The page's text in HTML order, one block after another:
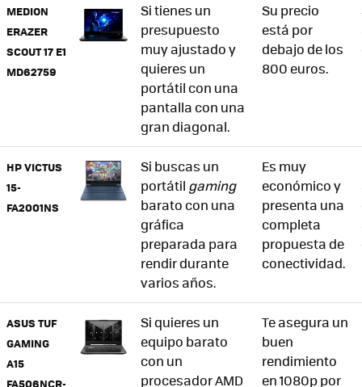
MEDION
ERAZER
SCOUT 17 E1
MD62759
Si tienes un
presupuesto
muy ajustado y
quieres un
portátil con una
pantalla con una
gran diagonal.
Su precio
está por
debajo de los
800 euros.
HP VICTUS
15-
FA2001NS
Si buscas un
portátil gaming
barato con una
gráfica
preparada para
rendir durante
varios años.
Es muy
económico y
presenta una
completa
propuesta de
conectividad.
ASUS TUF
GAMING
A15
FA506NCR-
Si quieres un
equipo barato
con un
procesador AMD
Te asegura un
buen
rendimiento
en 1080p por